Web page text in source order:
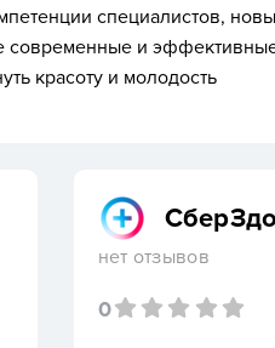
специалистов,
современные и
красоту и молодость
нет отзывов
0